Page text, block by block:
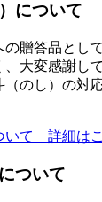
について
贈答品とし
、大変感謝し
のし）の対
いて 詳細は
ついて